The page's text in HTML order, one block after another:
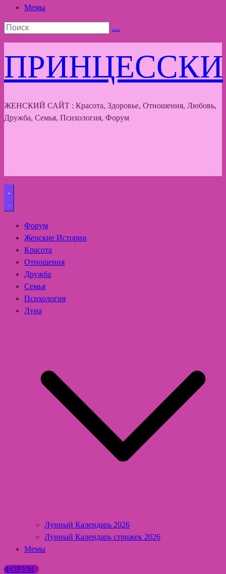
Мемы
ПРИНЦЕССКИ
ЖЕНСКИЙ САЙТ : Красота, Здоровье, Отношения, Любовь,
Дружба, Семья, Психология, Форум
Форум
Женские Истории
Красота
Отношения
Дружба
Семья
Психология
Луна
Лунный Календарь 2026
Лунный Календарь стрижек 2026
Мемы
ФОРУМ